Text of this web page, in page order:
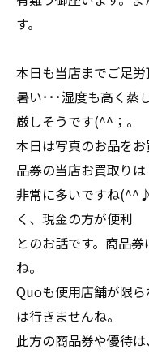
す。
本日も当店までご足労
暑い･･･湿度も高く蒸
厳しそうです(^^；。
本日は写真のお品を
品券の当店お買取りは
非常に多いですね
く、現金の方が便利
とのお話です。商品
ね。
Quoも使用店舗が限
は行きませんね。
此方の商品券や優待